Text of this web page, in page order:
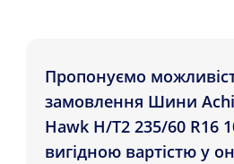
Пропонуємо
замовлення Шини
Hawk H/T2 235/60 R16
вигідною вартістю у